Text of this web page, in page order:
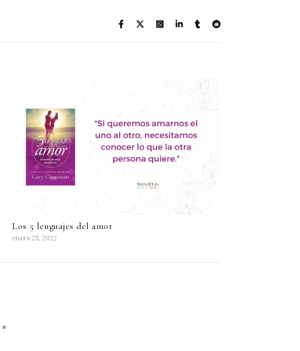
Los 5 lenguajes del amor
enero 25, 2022
*